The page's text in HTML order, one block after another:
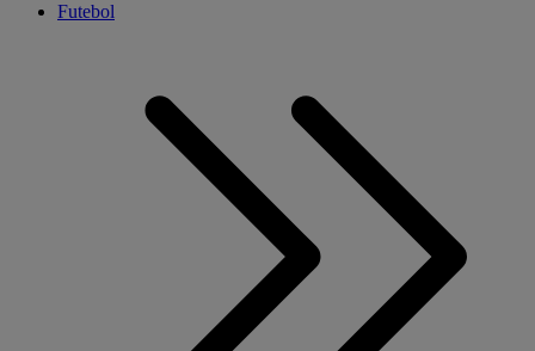
Futebol